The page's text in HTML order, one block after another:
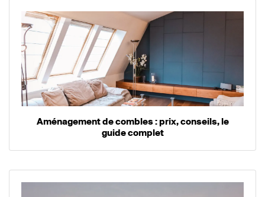
Aménagement de combles : prix, conseils, le
guide complet